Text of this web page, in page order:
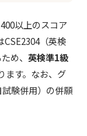
以上のスコア
（英検
め、 英検準1級
ます。なお、グ
験併用）の併願